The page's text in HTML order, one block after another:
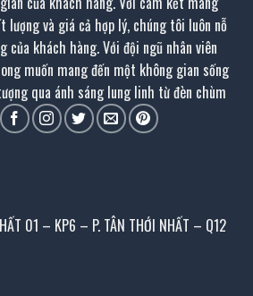
lượng và giá cả hợp lý, chúng tôi luôn nỗ
của khách hàng. Với đội ngũ nhân viên
muốn mang đến một không gian sống
qua ánh sáng lung linh từ đèn chùm
01 – KP6 – P. TÂN THỚI NHẤT – Q12